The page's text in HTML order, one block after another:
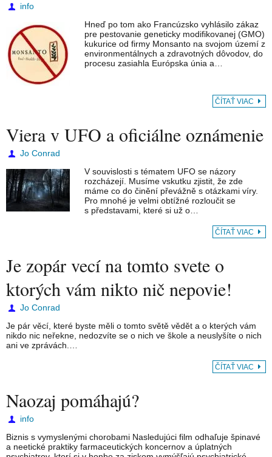
info
Hneď po tom ako Francúzsko vyhlásilo zákaz
pre pestovanie geneticky modifikovanej (GMO)
kukurice od firmy Monsanto na svojom území z
environmentálnych a zdravotných dôvodov, do
procesu zasiahla Európska únia a…
ČÍTAŤ VIAC
Viera v UFO a oficiálne oznámenie
Jo Conrad
V souvislosti s tématem UFO se názory
rozcházejí. Musíme vskutku zjistit, že zde
máme co do činění převážně s otázkami víry.
Pro mnohé je velmi obtížné rozloučit se
s představami, které si už o…
ČÍTAŤ VIAC
Je zopár vecí na tomto svete o
ktorých vám nikto nič nepovie!
Jo Conrad
Je pár věcí, které byste měli o tomto světě vědět a o kterých vám
nikdo nic neřekne, nedozvíte se o nich ve škole a neuslyšíte o nich
ani ve zprávách.…
ČÍTAŤ VIAC
Naozaj pomáhajú?
info
Biznis s vymyslenými chorobami Nasledujúci film odhaľuje špinavé
a neetické praktiky farmaceutických koncernov a úplatných